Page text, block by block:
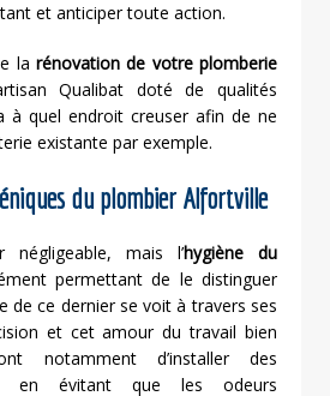
et anticiper toute action.
la rénovation de votre plomberie
Qualibat doté de qualités
à quel endroit creuser afin de ne
existante par exemple.
du plombier Alfortville
négligeable, mais l’hygiène du
permettant de le distinguer
de ce dernier se voit à travers ses
et cet amour du travail bien
notamment d’installer des
en évitant que les odeurs